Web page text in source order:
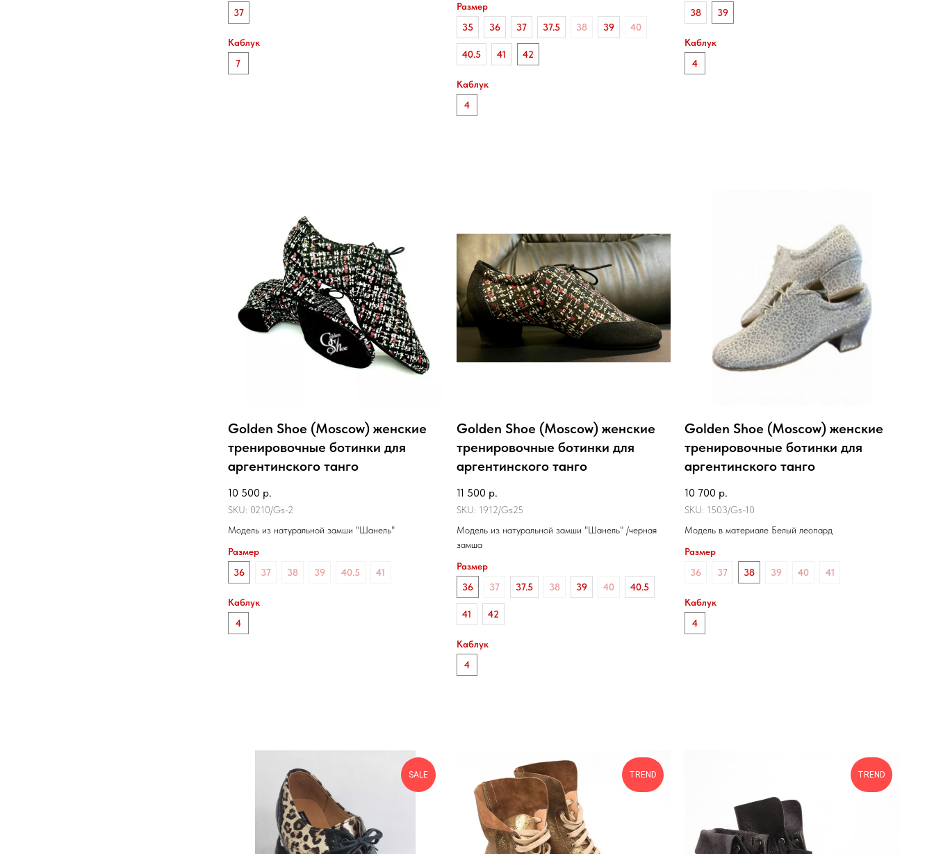
37
Каблук
7
Размер
35
36 37 37.5 38 39 40
40.5 41 42
Каблук
4
38
39
Каблук
4
Golden Shoe (Moscow) женские
тренировочные ботинки для
аргентинского танго
10 500 р.
SKU: 0210/Gs-2
Модель из натуральной замши "Шанель"
Размер
36
37 38 39 40.5 41
Каблук
4
Golden Shoe (Moscow) женские
тренировочные ботинки для
аргентинского танго
11 500 р.
SKU: 1912/Gs25
Модель из натуральной замши "Шанель" /черная
замша
Размер
36
37 37.5 38 39 40 40.5
41 42
Каблук
4
Golden Shoe (Moscow) женские
тренировочные ботинки для
аргентинского танго
10 700 р.
SKU: 1503/Gs-10
Модель в материале Белый леопард
Размер
36
37 38 39 40 41
Каблук
4
SALE TREND TREND